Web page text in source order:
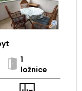
1
ložnice